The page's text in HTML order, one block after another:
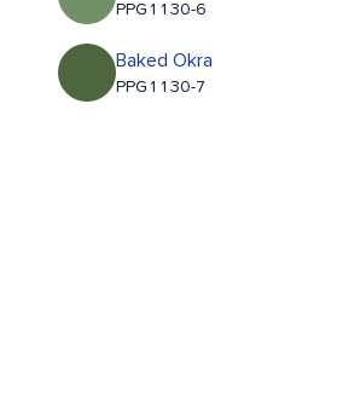
PPG1130-6
Baked Okra
PPG1130-7